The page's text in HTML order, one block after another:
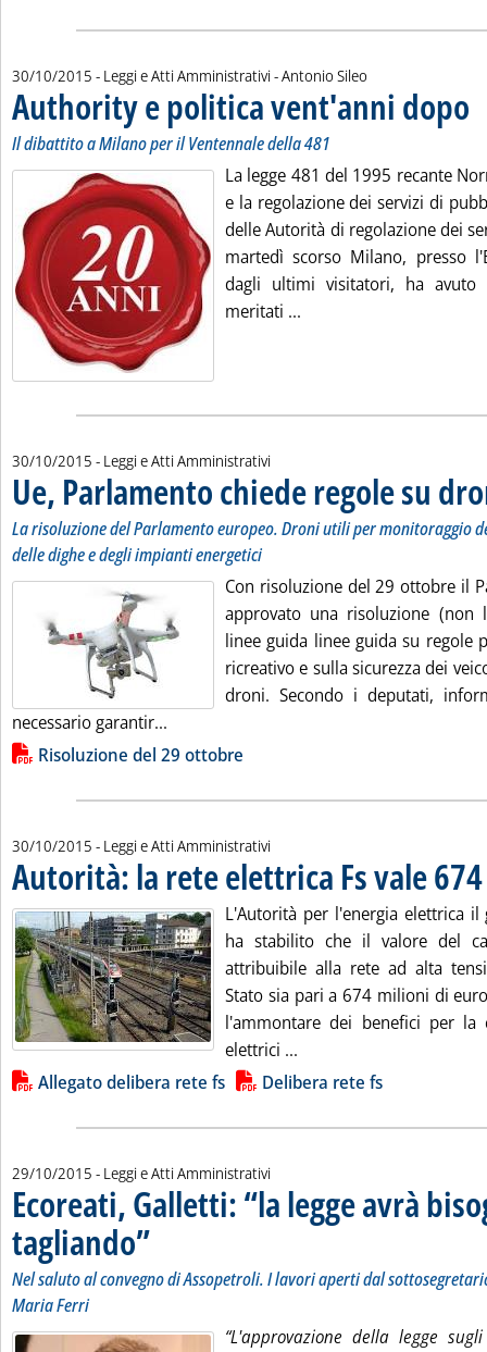
30/10/2015 - Leggi e Atti Amministrativi -di:
Antonio Sileo
Authority e politica vent'anni dopo
Il dibattito a Milano per il Ventennale della 481
La legge 481 del 1995 recante
e la regolazione dei servizi di
delle Autorità di regolazione dei
martedì scorso Milano, presso
dagli ultimi visitatori, ha avuto
meritati ...
30/10/2015 - Leggi e Atti Amministrativi
Ue, Parlamento chiede regole su
La risoluzione del Parlamento europeo. Droni utili per monitoraggio
delle dighe e degli impianti energetici
Con risoluzione del 29 ottobre il
approvato una risoluzione (non
linee guida linee guida su regole
ricreativo e sulla sicurezza dei
droni. Secondo i deputati,
necessario garantir...
Lista allegati PDF alla notizia
Risoluzione del 29 ottobre
30/10/2015 - Leggi e Atti Amministrativi
Autorità: la rete elettrica Fs vale
L'Autorità per l'energia elettrica
ha stabilito che il valore del
attribuibile alla rete ad alta
Stato sia pari a 674 milioni di
l'ammontare dei benefici per la
elettrici ...
Lista allegati PDF alla notizia
Allegato delibera rete fs Delibera rete fs
29/10/2015 - Leggi e Atti Amministrativi
Ecoreati, Galletti: “la legge avrà
tagliando”. Sottotitolo: Nel saluto al convegno di Assopetroli. I lavori
. Pubblicata giovedì 29 ottobre 2015 alle 9.59.
Nel saluto al convegno di Assopetroli. I lavori aperti dal
Maria Ferri
“L'approvazione della legge